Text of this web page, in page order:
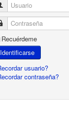
Usuario
Contraseña
Recuérdeme
Identificarse
usuario?
contraseña?